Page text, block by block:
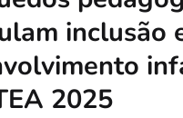
inclusão
2025